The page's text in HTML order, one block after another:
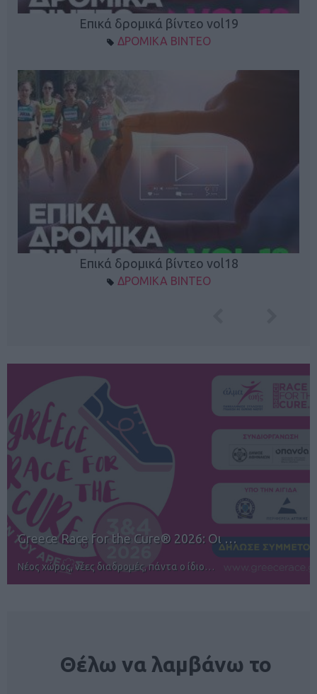
Επικά δρομικά βίντεο vol19
ΔΡΟΜΙΚΑ ΒΙΝΤΕΟ
Επικά δρομικά βίντεο vol18
ΔΡΟΜΙΚΑ ΒΙΝΤΕΟ
12ος TUI Rhodes Marathon: Άνοιγμα ε…
Αγώνες για όλους στην Ρόδο
Θέλω να λαμβάνω το